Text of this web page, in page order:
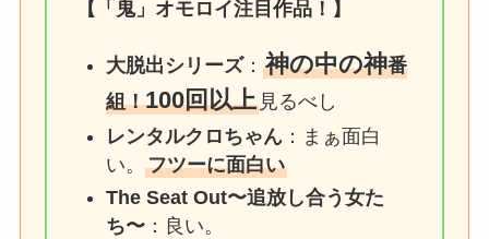
【「鬼」オモロイ注目作品！】
大脱出シリーズ：神の中の神番
組！100回以上 見るべし
レンタルクロちゃん ：まぁ面白
い。フツーに面白い
The Seat Out〜追放し合う女た
ち〜 ：良い。